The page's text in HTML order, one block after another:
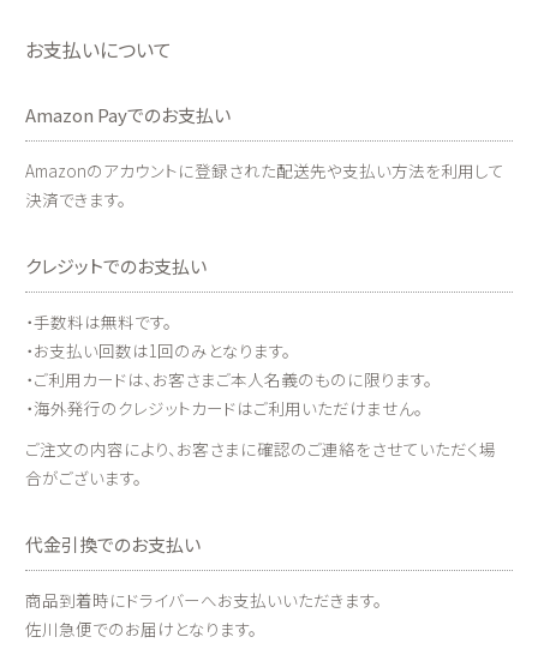
お支払いについて
Amazon Payでのお支払い
Amazonのアカウントに登録された配送先や支払い方法を利用して
決済できます。
クレジットでのお支払い
・手数料は無料です。
・お支払い回数は1回のみとなります。
・ご利用カードは、お客さまご本人名義のものに限ります。
・海外発行のクレジットカードはご利用いただけません。
ご注文の内容により、お客さまに確認のご連絡をさせていただく場
合がございます。
代金引換でのお支払い
商品到着時にドライバーへお支払いいただきます。
佐川急便でのお届けとなります。